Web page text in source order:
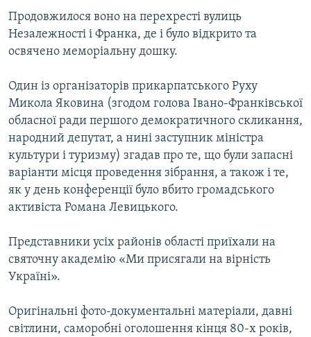
УКР
ДОЛУЧАЙСЯ!
Усі сайти RFE/RL
Продовжилося воно на перехресті вулиць
Незалежності і Франка, де і було відкрито та
освячено меморіальну дошку.
Один із організаторів прикарпатського Руху
Микола Яковина (згодом голова Івано-Франківської
обласної ради першого демократичного скликання,
народний депутат, а нині заступник міністра
культури і туризму) згадав про те, що були запасні
варіанти місця проведення зібрання, а також і те,
як у день конференції було вбито громадського
активіста Романа Левицького.
Представники усіх районів області приїхали на
святочну академію «Ми присягали на вірність
Україні».
Оригінальні фото-документальні матеріали, давні
світлини, саморобні оголошення кінця 80-х років,